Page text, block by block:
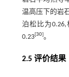
温高压下的岩
泊松比为
0.23[30]。
2.5 评价结果